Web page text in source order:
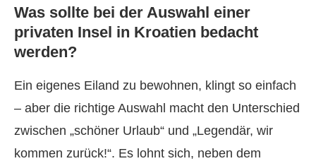
Was sollte bei der Auswahl einer
privaten Insel in Kroatien bedacht
werden?
Ein eigenes Eiland zu bewohnen, klingt so einfach
– aber die richtige Auswahl macht den Unterschied
zwischen „schöner Urlaub“ und „Legendär, wir
kommen zurück!“. Es lohnt sich, neben dem